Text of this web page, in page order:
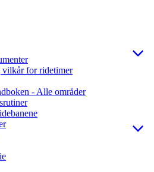
vilkår for ridetimer
- Alle områder